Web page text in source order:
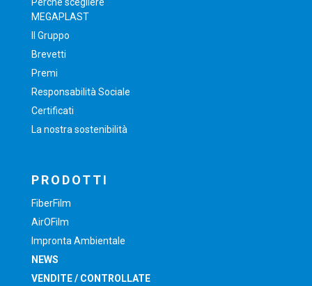
MEGAPLAST
Il Gruppo
Brevetti
Premi
Responsabilità Sociale
Certificati
La nostra sostenibilità
PRODOTTI
FiberFilm
AirOFilm
Impronta Ambientale
NEWS
VENDITE / CONTROLLATE